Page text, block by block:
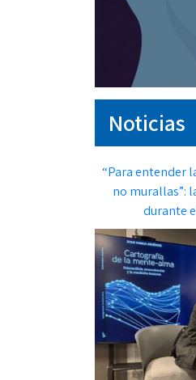
Noticias
“Para entender
no murallas”:
durante